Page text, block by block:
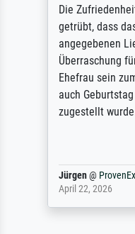
Die
getrübt, dass
angegebenen
Überraschung
Ehefrau sein
auch
zugestellt
Jürgen@
April 22, 2026